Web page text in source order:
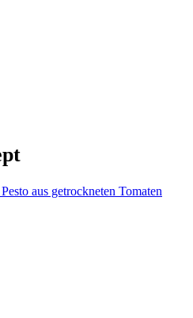
aus getrockneten Tomaten